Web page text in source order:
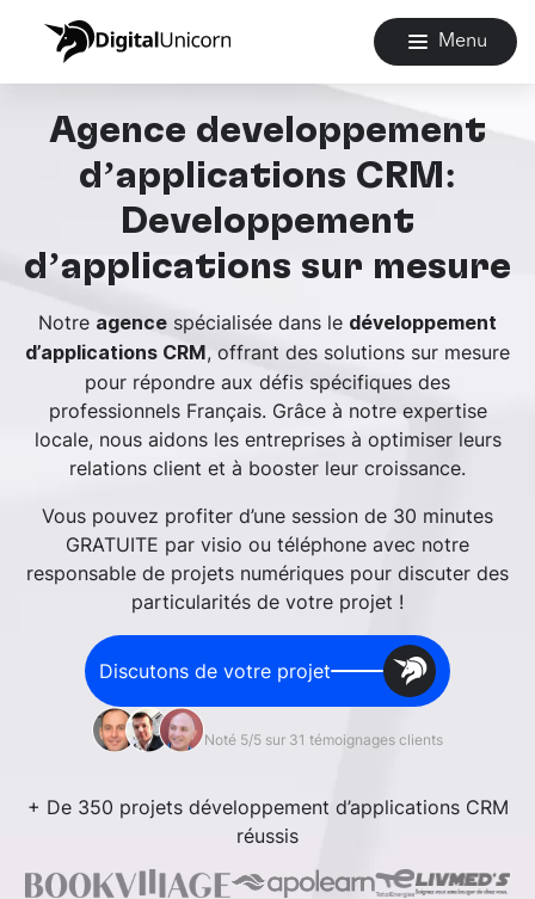
Menu
Agence développement
d’applications CRM:
Développement
d’applications sur mesure
Notre agence spécialisée dans le développement
d’applications CRM, offrant des solutions sur mesure
pour répondre aux défis spécifiques des
professionnels Français. Grâce à notre expertise
locale, nous aidons les entreprises à optimiser leurs
relations client et à booster leur croissance.
Vous pouvez profiter d’une session de 30 minutes
GRATUITE par visio ou téléphone avec notre
responsable de projets numériques pour discuter des
particularités de votre projet !
Discutons de votre projet
Noté 5/5 sur 31 témoignages clients
+ De 350 projets développement d’applications CRM
réussis